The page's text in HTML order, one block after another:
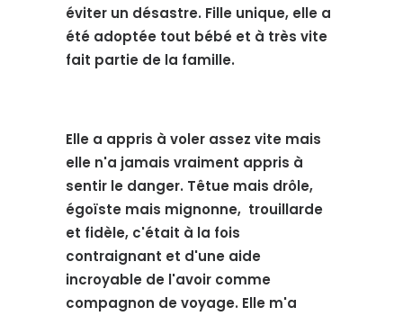
éviter un désastre. Fille unique, elle a
été adoptée tout bébé et à très vite
fait partie de la famille.
Elle a appris à voler assez vite mais
elle n'a jamais vraiment appris à
sentir le danger. Têtue mais drôle,
égoïste mais mignonne, trouillarde
et fidèle, c'était à la fois
contraignant et d'une aide
incroyable de l'avoir comme
compagnon de voyage. Elle m'a